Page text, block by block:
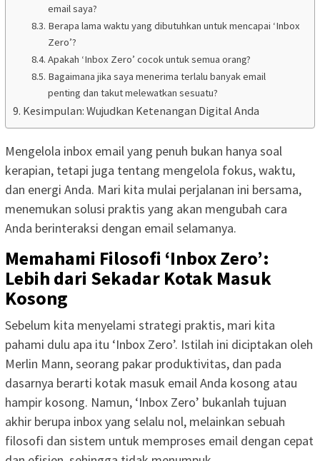
email saya?
Berapa lama waktu yang dibutuhkan untuk mencapai ‘Inbox
Zero’?
Apakah ‘Inbox Zero’ cocok untuk semua orang?
Bagaimana jika saya menerima terlalu banyak email
penting dan takut melewatkan sesuatu?
Kesimpulan: Wujudkan Ketenangan Digital Anda
Mengelola inbox email yang penuh bukan hanya soal
kerapian, tetapi juga tentang mengelola fokus, waktu,
dan energi Anda. Mari kita mulai perjalanan ini bersama,
menemukan solusi praktis yang akan mengubah cara
Anda berinteraksi dengan email selamanya.
Memahami Filosofi ‘Inbox Zero’:
Lebih dari Sekadar Kotak Masuk
Kosong
Sebelum kita menyelami strategi praktis, mari kita
pahami dulu apa itu ‘Inbox Zero’. Istilah ini diciptakan oleh
Merlin Mann, seorang pakar produktivitas, dan pada
dasarnya berarti kotak masuk email Anda kosong atau
hampir kosong. Namun, ‘Inbox Zero’ bukanlah tujuan
akhir berupa inbox yang selalu nol, melainkan sebuah
filosofi dan sistem untuk memproses email dengan cepat